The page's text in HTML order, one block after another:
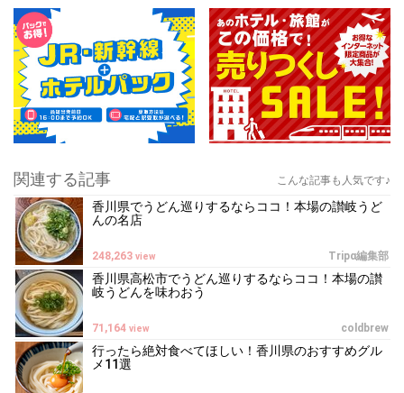
関連する記事 こんな記事も人気です♪
香川県でうどん巡りするならココ！本場の讃岐うど
んの名店
Tripα編集部
248,263 view
香川県高松市でうどん巡りするならココ！本場の讃
岐うどんを味わおう
coldbrew
71,164 view
行ったら絶対食べてほしい！香川県のおすすめグル
メ11選